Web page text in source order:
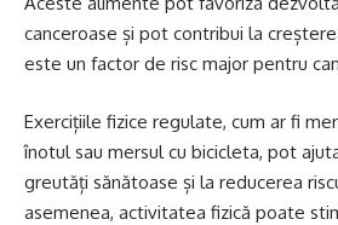
canceroase și pot contribui la
este un factor de risc major pentru
Exercițiile fizice regulate, cum ar fi
înotul sau mersul cu bicicleta, pot
greutăți sănătoase și la reducerea
asemenea, activitatea fizică poate